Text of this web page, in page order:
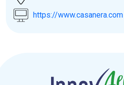
https://www.casanera.com